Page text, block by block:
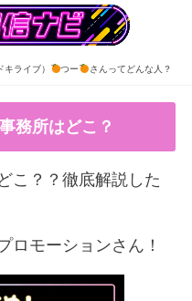
ライブ） つー さんってどんな人？
務所はどこ？
こ？？徹底解説した
ロモーションさん！